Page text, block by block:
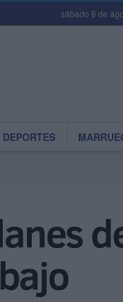
sábado 8 de
DEPORTES